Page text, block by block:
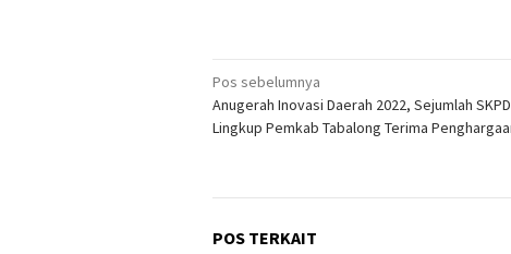
Navigasi
pos
Pos sebelumnya
Anugerah Inovasi Daerah 2022, Sejumlah
Lingkup Pemkab Tabalong Terima
POS TERKAIT